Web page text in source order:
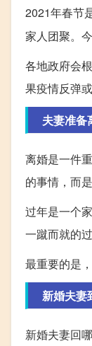
2021年春节
家人团聚。
各地政府会
果疫情反弹
夫妻准备
离婚是一件
的事情，而
过年是一个
一蹴而就的
最重要的是
新婚夫妻
新婚夫妻回